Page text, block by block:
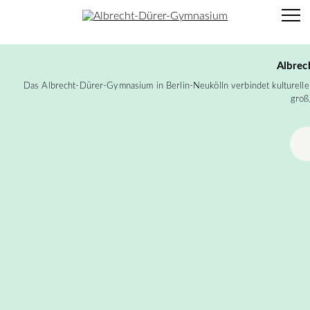
Das Albrecht-Dürer-Gymnasium in Berlin-Neukölln verbindet